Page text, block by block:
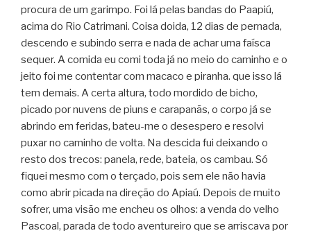
procura de um ga­rimpo. Foi lá pelas bandas do Paapiú,
acima do Rio Catrimani. Coisa doida, 12 dias de perna­da,
descendo e subindo serra e nada de achar uma faísca
sequer. A comida eu comi toda já no meio do caminho e o
jeito foi me conten­tar com macaco e piranha. que isso lá
tem demais. A certa altura, todo mordi­do de bicho,
picado por nuvens de piuns e carapanãs, o corpo já se
abrindo em feridas, bateu-me o desespero e resolvi
puxar no caminho de volta. Na descida fui deixando o
resto dos trecos: panela, rede, bateia, os cambau. Só
fiquei mesmo com o terçado, pois sem ele não havia
como abrir picada na direção do Apiaú. Depois de muito
sofrer, uma visão me encheu os olhos: a venda do velho
Pascoal, parada de todo aventureiro que se arriscava por